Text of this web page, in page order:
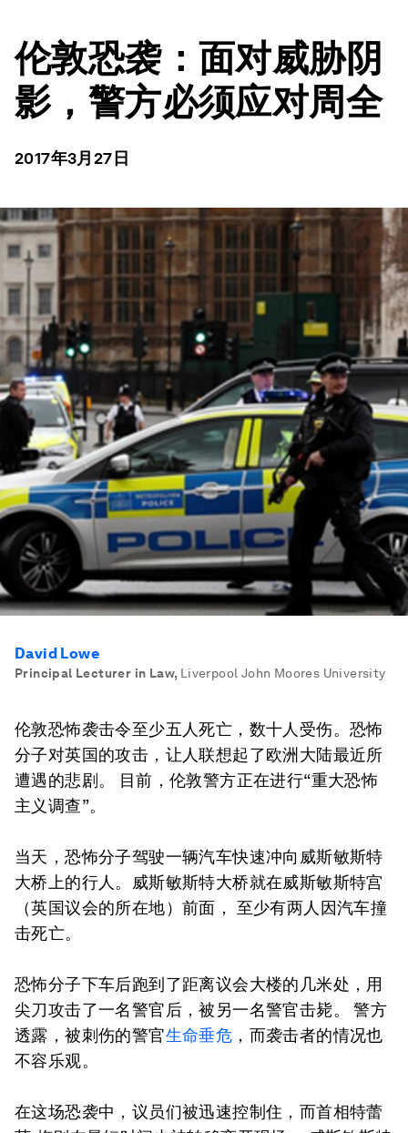
伦敦恐袭：面对威胁阴
影，警方必须应对周全
2017年3月27日
David Lowe
Principal Lecturer in Law, Liverpool John Moores University
伦敦恐怖袭击令至少五人死亡，数十人受伤。恐怖
分子对英国的攻击，让人联想起了欧洲大陆最近所
遭遇的悲剧。 目前，伦敦警方正在进行“重大恐怖
主义调查”。
当天，恐怖分子驾驶一辆汽车快速冲向威斯敏斯特
大桥上的行人。威斯敏斯特大桥就在威斯敏斯特宫
（英国议会的所在地）前面， 至少有两人因汽车撞
击死亡。
恐怖分子下车后跑到了距离议会大楼的几米处，用
尖刀攻击了一名警官后，被另一名警官击毙。 警方
透露，被刺伤的警官生命垂危 ，而袭击者的情况也
不容乐观。
在这场恐袭中，议员们被迅速控制住，而首相特蕾